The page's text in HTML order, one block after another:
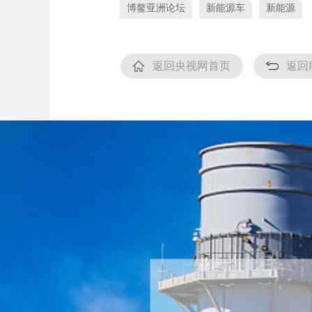
博鳌亚洲论坛 新能源车 新能源
返回央视网首页 返回